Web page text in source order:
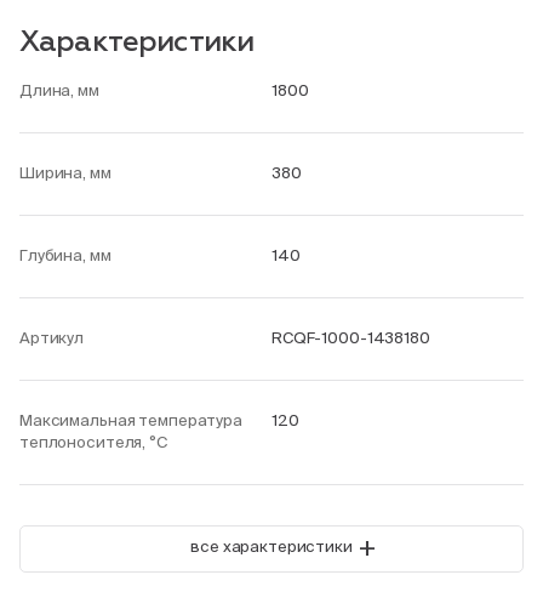
Характеристики
Длина, мм 1800
Ширина, мм 380
Глубина, мм 140
Артикул RCQF-1000-1438180
Максимальная температура
теплоносителя, °С
120
все характеристики +